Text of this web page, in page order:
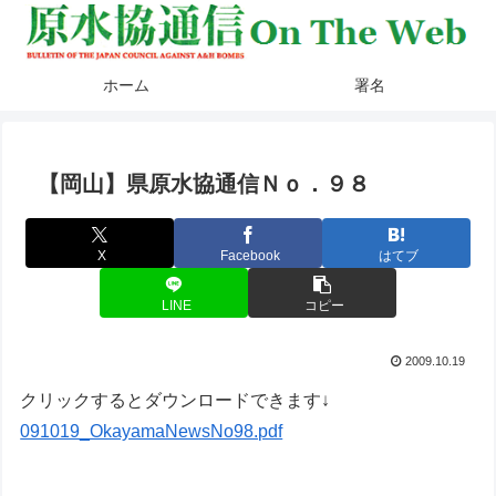
ホーム 署名
【岡山】県原水協通信Ｎｏ．９８
X Facebook はてブ
LINE コピー
2009.10.19
クリックするとダウンロードできます↓
091019_OkayamaNewsNo98.pdf